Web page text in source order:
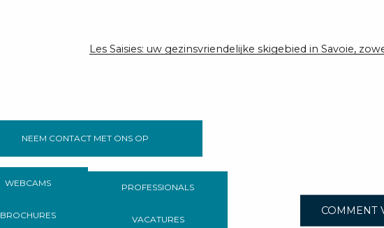
Les Saisies: uw gezinsvriendelijke skigebied in Savoie,
NEEM CONTACT MET ONS OP
WEBCAMS
BROCHURES
PROFESSIONALS
VACATURES
COMMENT